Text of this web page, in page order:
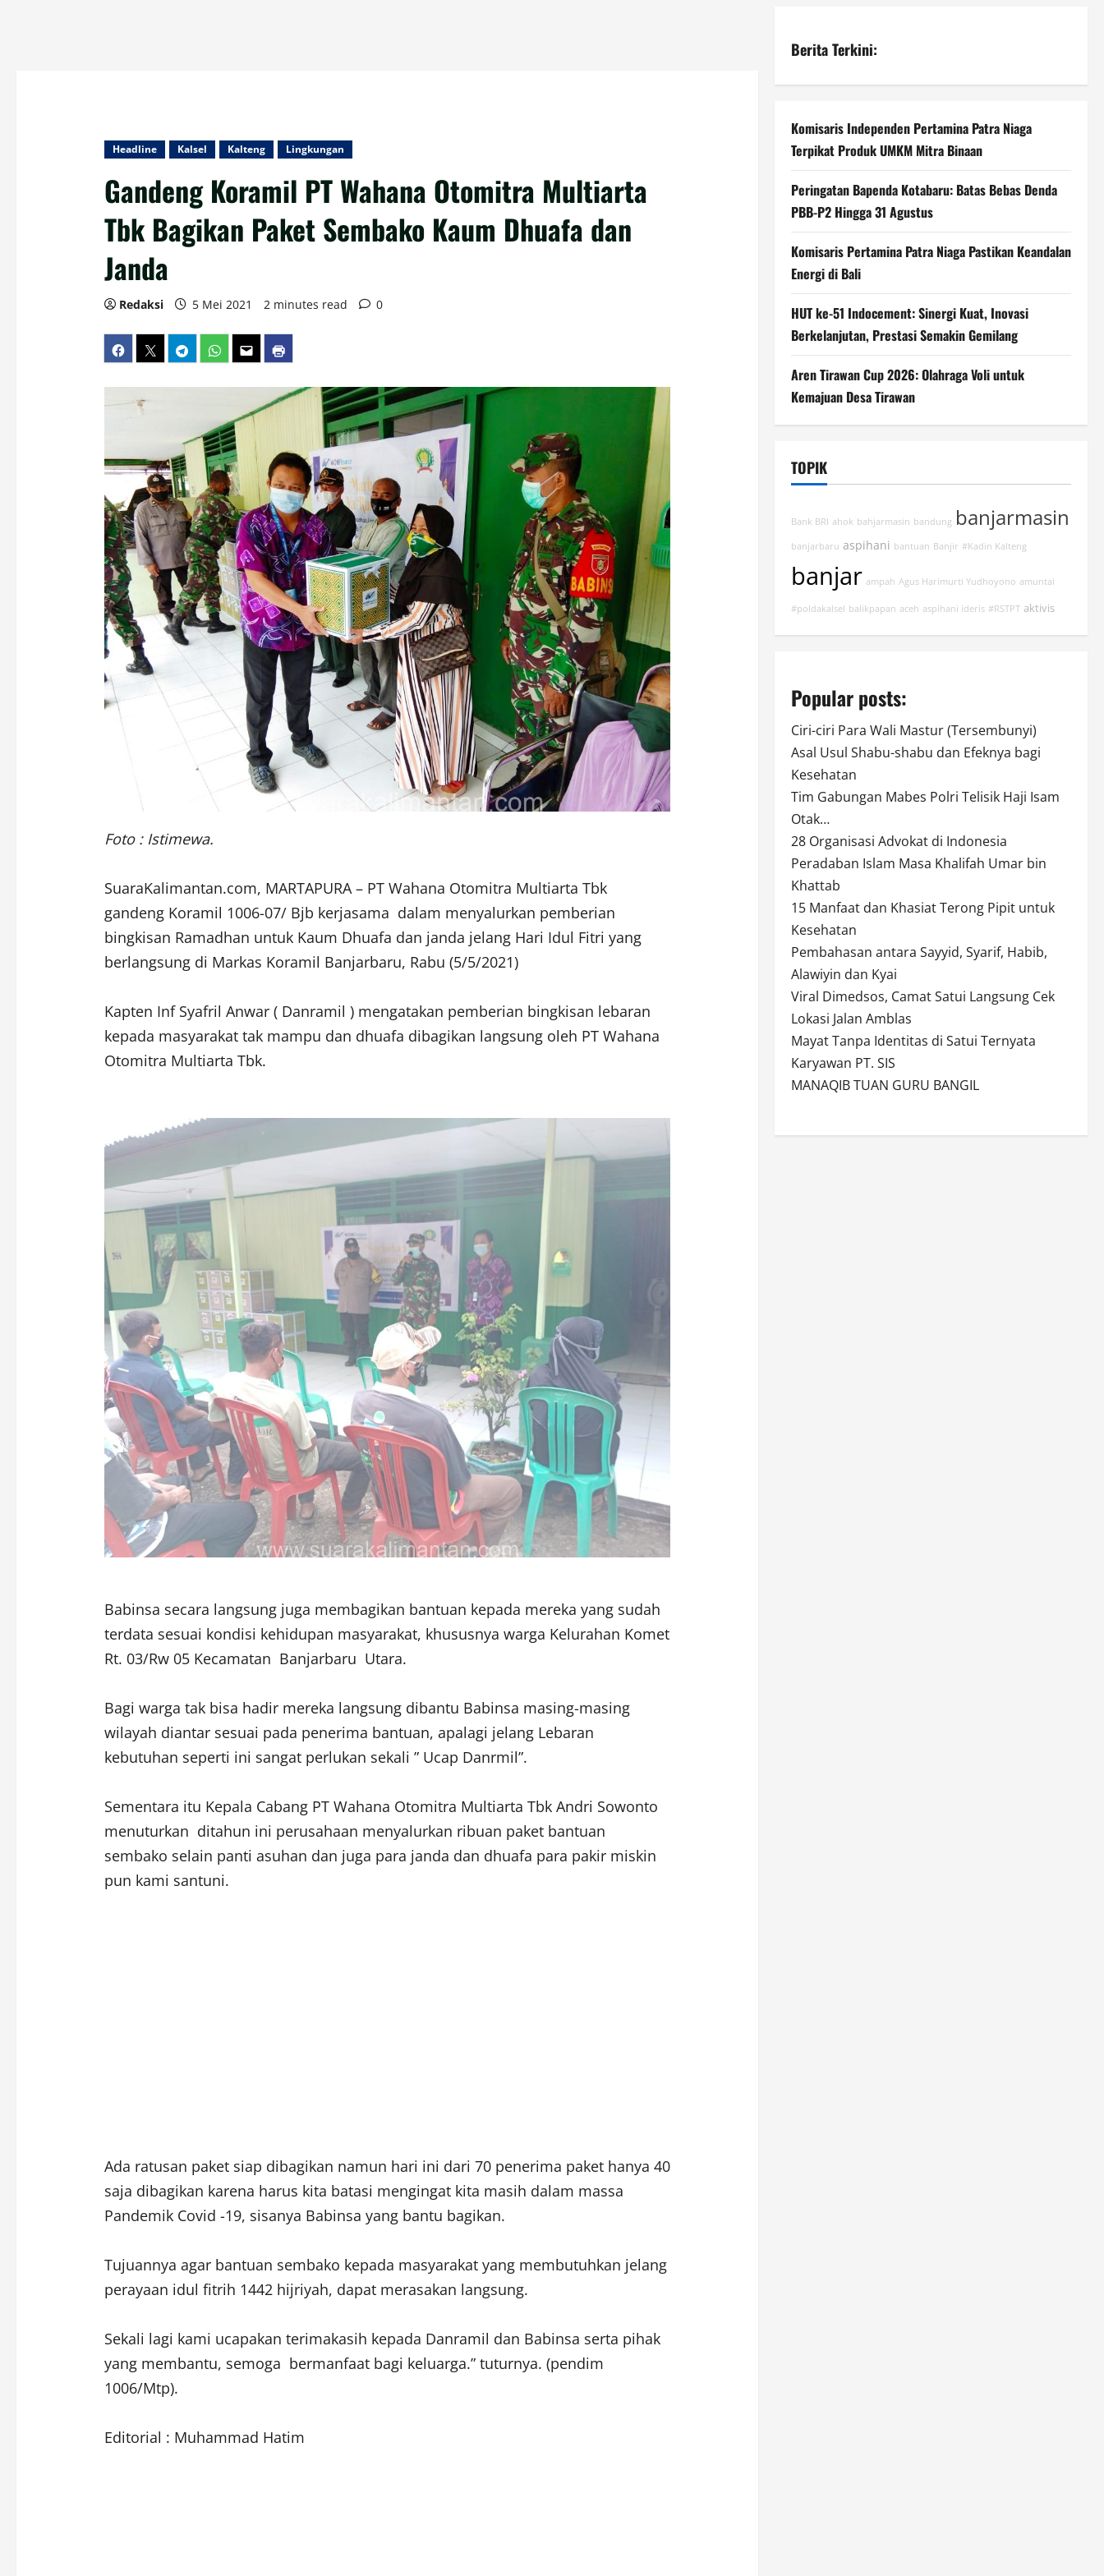
Headline Kalsel Kalteng Lingkungan
Gandeng Koramil PT Wahana Otomitra Multiarta
Tbk Bagikan Paket Sembako Kaum Dhuafa dan
Janda
Redaksi 5 Mei 2021 2 minutes read 0
Foto : Istimewa.
SuaraKalimantan.com, MARTAPURA – PT Wahana Otomitra Multiarta Tbk
gandeng Koramil 1006-07/ Bjb kerjasama dalam menyalurkan pemberian
bingkisan Ramadhan untuk Kaum Dhuafa dan janda jelang Hari Idul Fitri yang
berlangsung di Markas Koramil Banjarbaru, Rabu (5/5/2021)
Kapten Inf Syafril Anwar ( Danramil ) mengatakan pemberian bingkisan lebaran
kepada masyarakat tak mampu dan dhuafa dibagikan langsung oleh PT Wahana
Otomitra Multiarta Tbk.
Babinsa secara langsung juga membagikan bantuan kepada mereka yang sudah
terdata sesuai kondisi kehidupan masyarakat, khususnya warga Kelurahan Komet
Rt. 03/Rw 05 Kecamatan Banjarbaru Utara.
Bagi warga tak bisa hadir mereka langsung dibantu Babinsa masing-masing
wilayah diantar sesuai pada penerima bantuan, apalagi jelang Lebaran
kebutuhan seperti ini sangat perlukan sekali ” Ucap Danrmil”.
Sementara itu Kepala Cabang PT Wahana Otomitra Multiarta Tbk Andri Sowonto
menuturkan ditahun ini perusahaan menyalurkan ribuan paket bantuan
sembako selain panti asuhan dan juga para janda dan dhuafa para pakir miskin
pun kami santuni.
Ada ratusan paket siap dibagikan namun hari ini dari 70 penerima paket hanya 40
saja dibagikan karena harus kita batasi mengingat kita masih dalam massa
Pandemik Covid -19, sisanya Babinsa yang bantu bagikan.
Tujuannya agar bantuan sembako kepada masyarakat yang membutuhkan jelang
perayaan idul fitrih 1442 hijriyah, dapat merasakan langsung.
Sekali lagi kami ucapakan terimakasih kepada Danramil dan Babinsa serta pihak
yang membantu, semoga bermanfaat bagi keluarga.” tuturnya. (pendim
1006/Mtp).
Editorial : Muhammad Hatim
Berita Terkini:
Komisaris Independen Pertamina Patra Niaga
Terpikat Produk UMKM Mitra Binaan
Peringatan Bapenda Kotabaru: Batas Bebas Denda
PBB-P2 Hingga 31 Agustus
Komisaris Pertamina Patra Niaga Pastikan Keandalan
Energi di Bali
HUT ke-51 Indocement: Sinergi Kuat, Inovasi
Berkelanjutan, Prestasi Semakin Gemilang
Aren Tirawan Cup 2026: Olahraga Voli untuk
Kemajuan Desa Tirawan
TOPIK
Bank BRI ahok bahjarmasin bandung banjarmasin
banjarbaru aspihani bantuan Banjir #Kadin Kalteng
banjar ampah Agus Harimurti Yudhoyono amuntai
#poldakalsel balikpapan aceh aspihani ideris #RSTPT aktivis
Popular posts:
Ciri-ciri Para Wali Mastur (Tersembunyi)
Asal Usul Shabu-shabu dan Efeknya bagi
Kesehatan
Tim Gabungan Mabes Polri Telisik Haji Isam
Otak…
28 Organisasi Advokat di Indonesia
Peradaban Islam Masa Khalifah Umar bin
Khattab
15 Manfaat dan Khasiat Terong Pipit untuk
Kesehatan
Pembahasan antara Sayyid, Syarif, Habib,
Alawiyin dan Kyai
Viral Dimedsos, Camat Satui Langsung Cek
Lokasi Jalan Amblas
Mayat Tanpa Identitas di Satui Ternyata
Karyawan PT. SIS
MANAQIB TUAN GURU BANGIL